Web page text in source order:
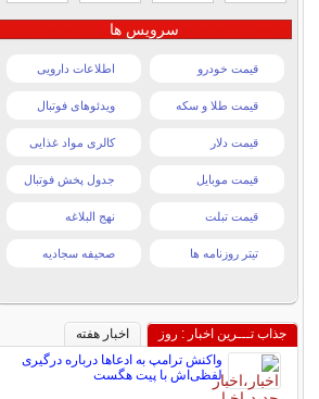
سرویس ها
قیمت خودرو اطلاعات دارویی
قیمت طلا و سکه ویدئوهای فوتبال
قیمت دلار کالری مواد غذایی
قیمت موبایل جدول پخش فوتبال
قیمت تبلت نهج البلاغه
تیتر روزنامه ها صحیفه سجادیه
جذاب تـــرین اخبار : روز
اخبار هفته
واکنش ترامپ به ادعاها درباره درگیری
لفظی‌اش با پیت هگست